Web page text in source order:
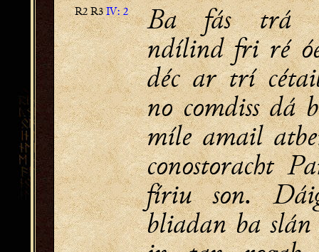
R2 R3IV: 2
Ba fás trá
ndílind fri ré
déc ar trí
no comdiss dá
míle amail
conostoracht
fíriu son.
bliadan ba